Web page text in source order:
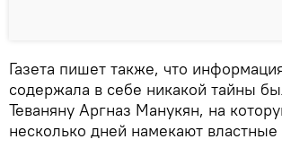
Газета пишет также, что
содержала в себе никакой тайны
Теваняну Аргназ Манукян, на
несколько дней намекают властные